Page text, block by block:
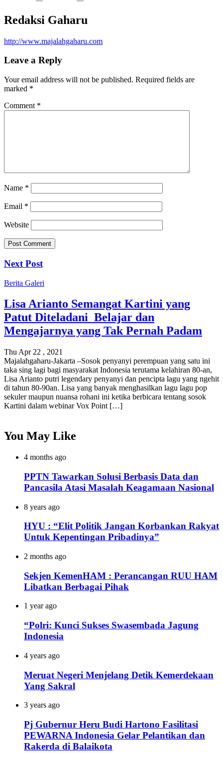
Redaksi Gaharu
http://www.majalahgaharu.com
Leave a Reply
Your email address will not be published. Required fields are
marked *
Comment *
Name *
Email *
Website
Next Post
Berita Galeri
Lisa Arianto Semangat Kartini yang
Patut Diteladani Belajar dan
Mengajarnya yang Tak Pernah Padam
Thu Apr 22 , 2021
Majalahgaharu-Jakarta –Sosok penyanyi perempuan yang satu ini
taka sing lagi bagi masyarakat Indonesia terutama kelahiran 80-an,
Lisa Arianto putri legendary penyanyi dan pencipta lagu yang ngehit
di tahun 80-90an. Lisa yang banyak menghasilkan lagu lagu pop
sekuler maupun nuansa rohani ini ketika berbicara tentang sosok
Kartini dalam webinar Vox Point […]
You May Like
4 months ago
PPTN Tawarkan Solusi Berbasis Data dan
Pancasila Atasi Masalah Keagamaan Nasional
8 years ago
HYU : “Elit Politik Jangan Korbankan Rakyat
Untuk Kepentingan Pribadinya”
2 months ago
Sekjen KemenHAM : Perancangan RUU HAM
Libatkan Berbagai Pihak
1 year ago
“Polri: Kunci Sukses Swasembada Jagung
Indonesia
4 years ago
Meruat Negeri Menjelang Detik Kemerdekaan
Yang Sakral
3 years ago
Pj Gubernur Heru Budi Hartono Fasilitasi
PEWARNA Indonesia Gelar Pelantikan dan
Rakerda di Balaikota